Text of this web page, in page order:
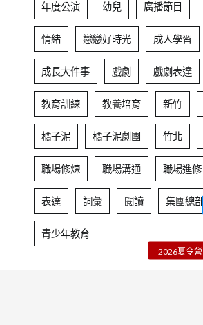
年度公演 幼兒 廣播節目
情緒 戀戀好時光 成人學習
成長大件事 戲劇 戲劇表達
教育訓練 教養培育 新竹
橘子泥 橘子泥劇團 竹北
職場修煉 職場溝通 職場進修
表達 詞彙 閱讀 集團總部
青少年教育